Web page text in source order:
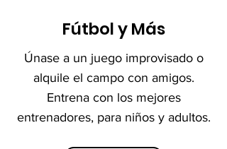
Fútbol y Más
Únase a un juego improvisado o
alquile el campo con amigos.
Entrena con los mejores
entrenadores, para niños y adultos.